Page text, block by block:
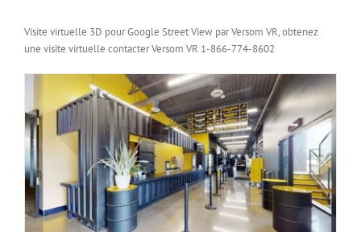
Visite virtuelle 3D pour Google Street View par Versom VR, obtenez
une visite virtuelle contacter Versom VR 1-866-774-8602